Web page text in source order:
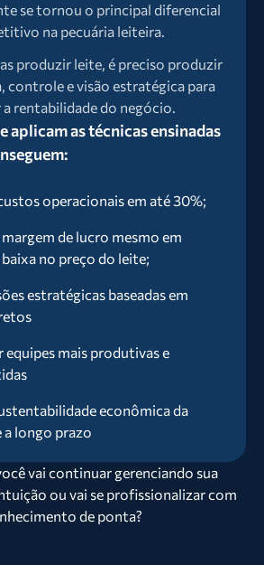
se tornou o principal diferencial
na pecuária leiteira.
produzir leite, é preciso produzir
controle e visão estratégica para
rentabilidade do negócio.
aplicam as técnicas ensinadas
operacionais em até 30%;
de lucro mesmo em
no preço do leite;
estratégicas baseadas em
equipes mais produtivas e
econômica da
a longo prazo
vai continuar gerenciando sua
ou vai se profissionalizar com
de ponta?